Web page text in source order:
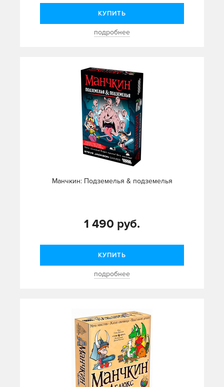
КУПИТЬ
подробнее
Манчкин: Подземелья & подземелья
1 490 руб.
КУПИТЬ
подробнее